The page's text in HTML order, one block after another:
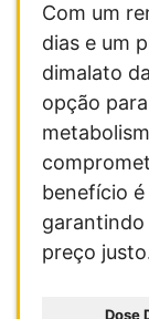
Com um
dias e um
dimalato
opção
benefício
garantindo
preço
Dose